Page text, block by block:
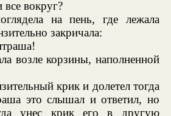
все вокруг?
на пень, где лежала
закричала:
возле корзины, наполненной
крик и долетел тогда
это слышал и ответил, но
унес крик его в другую